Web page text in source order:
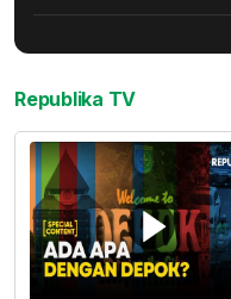
Republika TV